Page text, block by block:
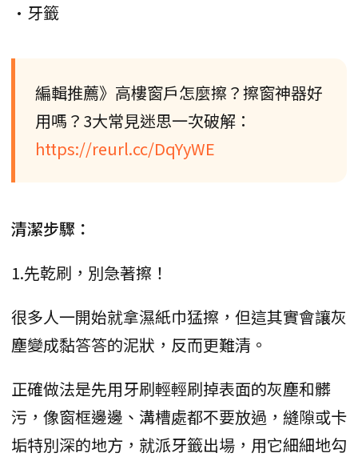
•牙籤
編輯推薦》高樓窗戶怎麼擦？擦窗神器好
用嗎？3大常見迷思一次破解：
https://reurl.cc/DqYyWE
清潔步驟：
1.先乾刷，別急著擦！
很多人一開始就拿濕紙巾猛擦，但這其實會讓灰
塵變成黏答答的泥狀，反而更難清。
正確做法是先用牙刷輕輕刷掉表面的灰塵和髒
污，像窗框邊邊、溝槽處都不要放過，縫隙或卡
垢特別深的地方，就派牙籤出場，用它細細地勾